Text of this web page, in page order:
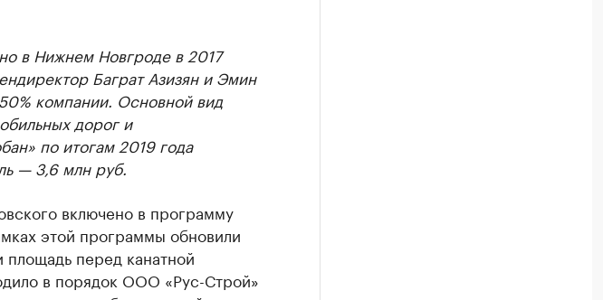
в Нижнем Новгроде в 2017
Баграт Азизян и Эмин
компании. Основной вид
дорог и
по итогам 2019 года
— 3,6 млн руб.
включено в программу
этой программы обновили
перед канатной
в порядок ООО «Рус-Строй»